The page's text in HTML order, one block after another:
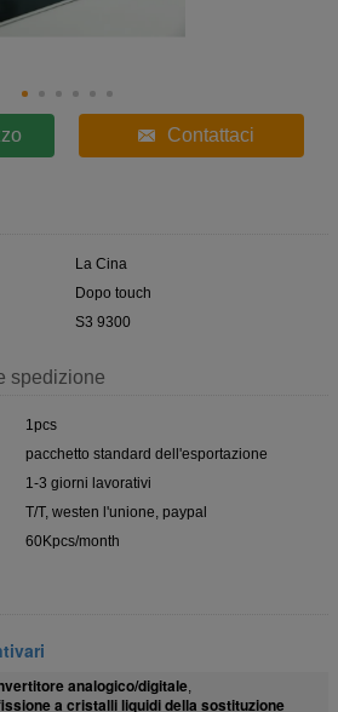
Contattaci
La Cina
Dopo touch
S3 9300
spedizione
1pcs
pacchetto standard dell'esportazione
1-3 giorni lavorativi
T/T, westen l'unione, paypal
60Kpcs/month
analogico/digitale,
a cristalli liquidi della sostituzione